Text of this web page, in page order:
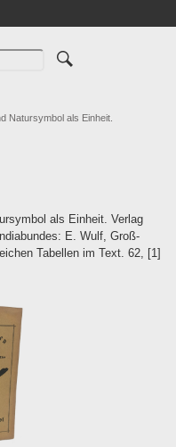
Natursymbol als Einheit.
als Einheit. Verlag
E. Wulf, Groß-
Tabellen im Text. 62, [1]